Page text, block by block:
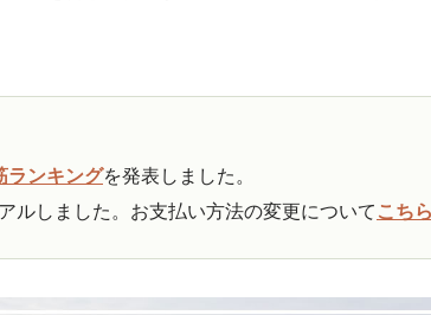
ランキングを発表しました。
ルしました。お支払い方法の変更について こちら